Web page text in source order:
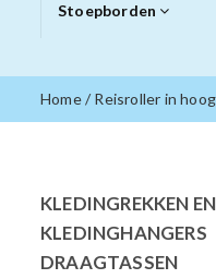
Stoepborden
Home/Reisroller in
KLEDINGHANGERS
DRAAGTASSEN